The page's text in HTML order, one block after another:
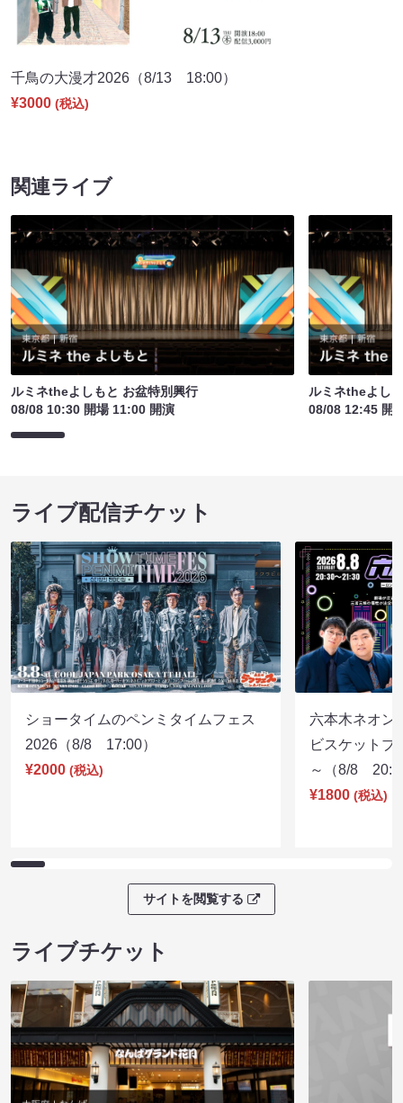
千鳥の大漫才2026（8/13 18:00）
¥3000 (税込)
関連ライブ
ルミネtheよしもと お盆特別興行
08/08 10:30 開場 11:00 開演
ルミネtheよし
08/08 12:45 開
ライブ配信チケット
ショータイムのペンミタイムフェス
2026（8/8 17:00）
¥2000 (税込)
六本木ネオン
ビスケットブ
～（8/8
¥1800 (税込)
サイトを閲覧する
ライブチケット